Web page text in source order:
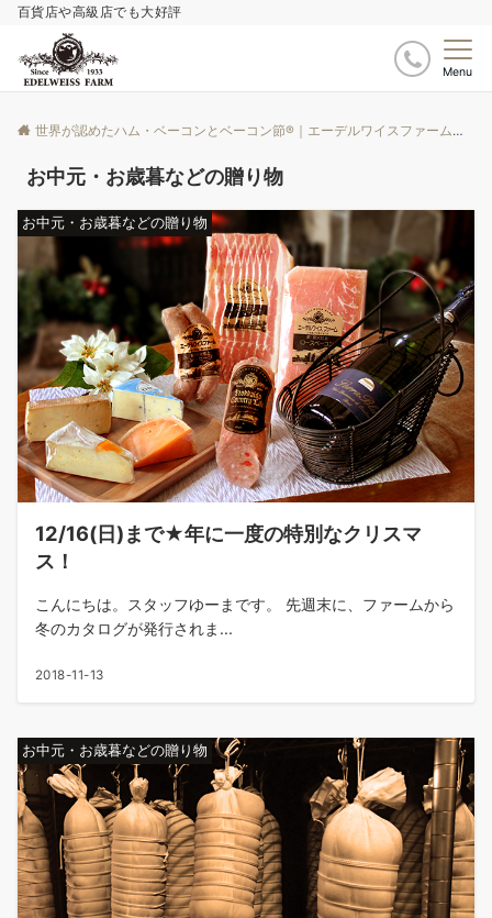
百貨店や高級店でも大好評
Menu
世界が認めたハム・ベーコンとベーコン節®｜エーデルワイスファーム
お中元・お歳暮などの贈り物
お中元・お歳暮などの贈り物
12/16(日)まで★年に一度の特別なクリスマ
ス！
こんにちは。スタッフゆーまです。 先週末に、ファームから
冬のカタログが発行されま...
2018-11-13
お中元・お歳暮などの贈り物